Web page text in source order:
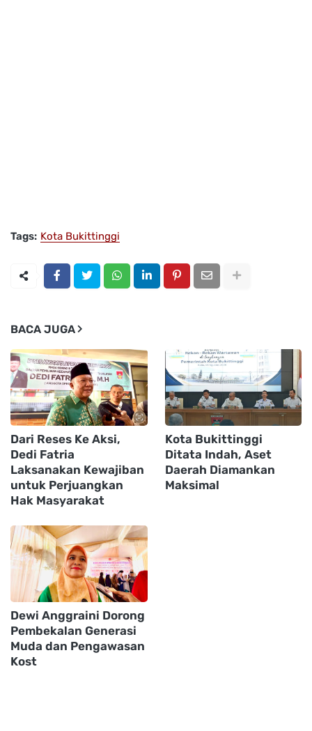
Tags: Kota Bukittinggi
BACA JUGA
Dari Reses Ke Aksi,
Dedi Fatria
Laksanakan Kewajiban
untuk Perjuangkan
Hak Masyarakat
Kota Bukittinggi
Ditata Indah, Aset
Daerah Diamankan
Maksimal
Dewi Anggraini Dorong
Pembekalan Generasi
Muda dan Pengawasan
Kost